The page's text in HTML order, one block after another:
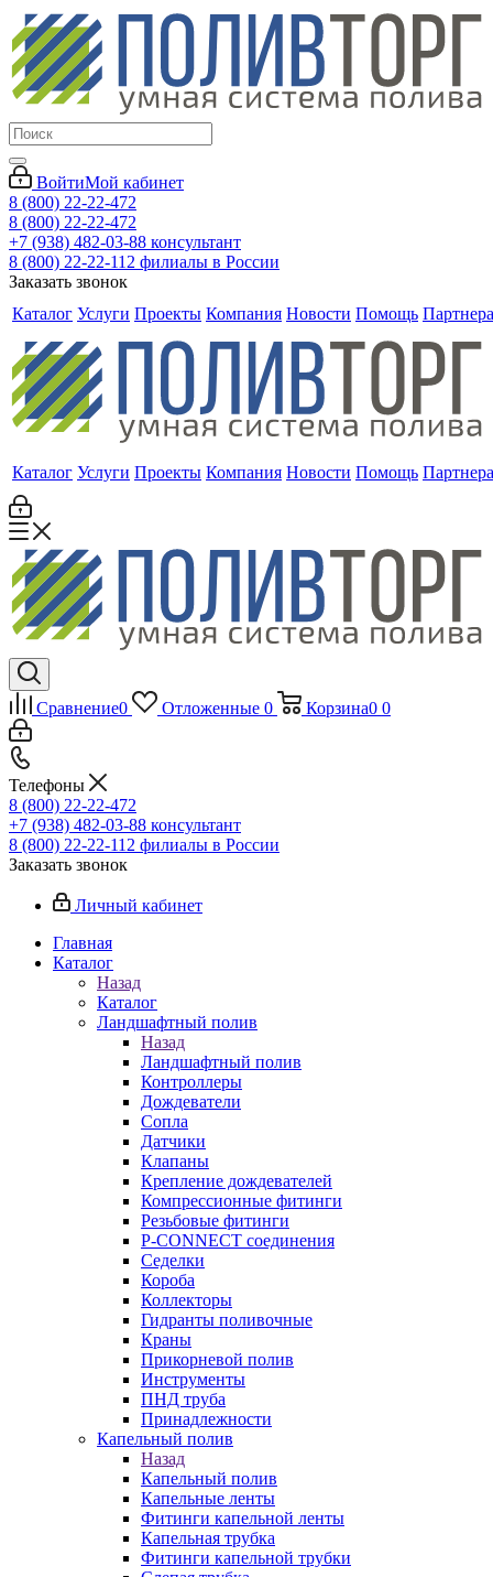
ВойтиМой кабинет
8 (800) 22-22-472
8 (800) 22-22-472
+7 (938) 482-03-88 консультант
8 (800) 22-22-112 филиалы в России
Заказать звонок
Каталог Услуги Проекты Компания Новости Помощь
Каталог Услуги Проекты Компания Новости Помощь
Сравнение0 Отложенные 0 Корзина0 0
Телефоны
8 (800) 22-22-472
+7 (938) 482-03-88 консультант
8 (800) 22-22-112 филиалы в России
Заказать звонок
Личный кабинет
Главная
Каталог
Назад
Каталог
Ландшафтный полив
Назад
Ландшафтный полив
Контроллеры
Дождеватели
Сопла
Датчики
Клапаны
Крепление дождевателей
Компрессионные фитинги
Резьбовые фитинги
P-CONNECT соединения
Седелки
Короба
Коллекторы
Гидранты поливочные
Краны
Прикорневой полив
Инструменты
ПНД труба
Принадлежности
Капельный полив
Назад
Капельный полив
Капельные ленты
Фитинги капельной ленты
Капельная трубка
Фитинги капельной трубки